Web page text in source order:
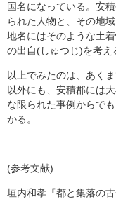
国名になっている。安
られた人物と、その地
地名にはそのような土
の出自(しゅつじ)を考え
以上でみたのは、あく
以外にも、安積郡には
な限られた事例からで
かる。
(参考文献)
垣内和孝『都と集落の